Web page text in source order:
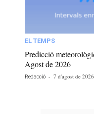
EL TEMPS
Predicció
Agost de 2026
Redacció - 7 d'agost de 2026